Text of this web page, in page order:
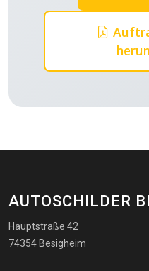
AUTOSCHILDER
Hauptstraße 42
74354 Besigheim